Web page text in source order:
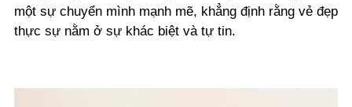
một sự chuyển mình mạnh mẽ, khẳng định rằng vẻ đẹp
thực sự nằm ở sự khác biệt và tự tin.